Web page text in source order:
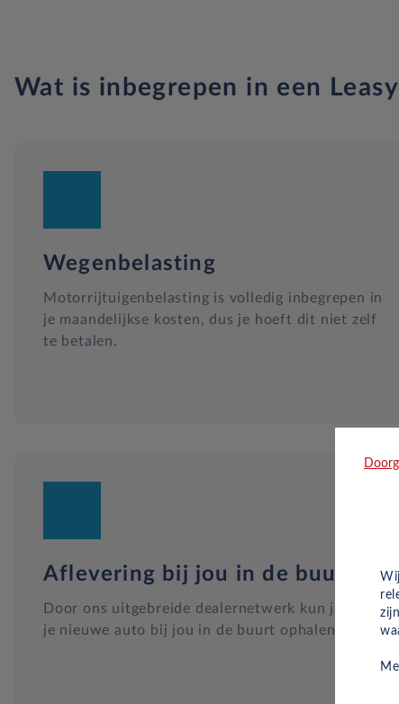
Wat is inbegrepen in een
Wegenbelasting
Motorrijtuigenbelasting is volledig inbegrepen in
je maandelijkse kosten, dus je hoeft dit niet zelf
te betalen.
Aflevering bij jou in de buurt
Door ons uitgebreide dealernetwerk kun je altijd
je nieuwe auto bij jou in de buurt ophalen.